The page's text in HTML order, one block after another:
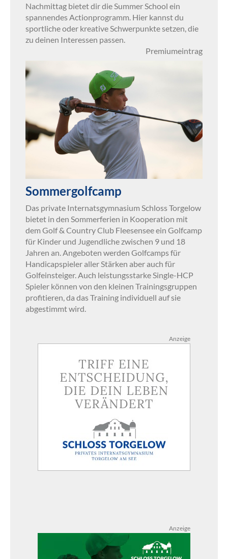
Nachmittag bietet dir die Summer School ein
spannendes Actionprogramm. Hier kannst du
sportliche oder kreative Schwerpunkte setzen, die
zu deinen Interessen passen.
Premiumeintrag
Sommergolfcamp
Das private Internatsgymnasium Schloss Torgelow
bietet in den Sommerferien in Kooperation mit
dem Golf & Country Club Fleesensee ein Golfcamp
für Kinder und Jugendliche zwischen 9 und 18
Jahren an. Angeboten werden Golfcamps für
Handicapspieler aller Stärken aber auch für
Golfeinsteiger. Auch leistungsstarke Single-HCP
Spieler können von den kleinen Trainingsgruppen
profitieren, da das Training individuell auf sie
abgestimmt wird.
Anzeige
Anzeige